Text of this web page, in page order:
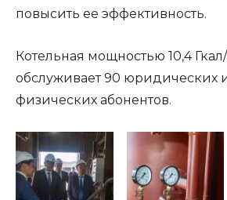
повысить ее эффективность.
Котельная мощностью 10,4
обслуживает 90 юридических
физических абонентов.